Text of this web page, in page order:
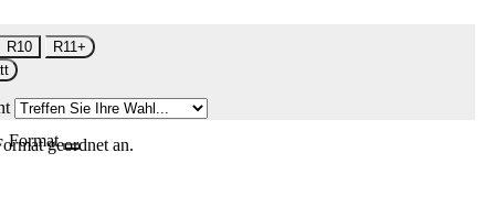
R10
R11+
Formatgeordnet an.